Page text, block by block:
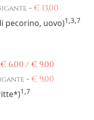
-€ 13,00
pecorino, uovo)1,3,7
€ 6,00 / € 9,00
-€ 9,00
1,7